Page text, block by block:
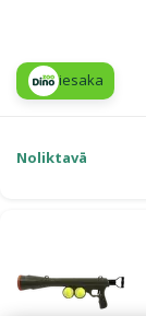
iesaka
Noliktavā